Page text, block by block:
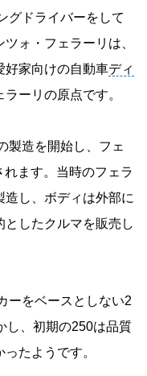
グドライバーをして
ォ・フェラーリは、
好家向けの自動車ディ
ーリの原点です。
製造を開始し、フェ
ます。当時のフェラ
造し、ボディは外部に
したクルマを販売し
ーをベースとしない2
し、初期の250は品質
たようです。